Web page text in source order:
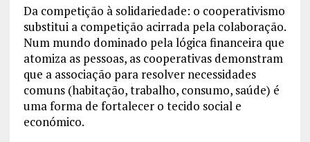
Da competição à solidariedade: o cooperativismo
substitui a competição acirrada pela colaboração.
Num mundo dominado pela lógica financeira que
atomiza as pessoas, as cooperativas demonstram
que a associação para resolver necessidades
comuns (habitação, trabalho, consumo, saúde) é
uma forma de fortalecer o tecido social e
económico.